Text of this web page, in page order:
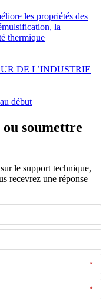
les propriétés des
la
thermique
DE L’INDUSTRIE
début
soumettre
le support technique,
recevrez une réponse